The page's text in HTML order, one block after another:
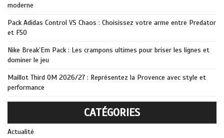
moderne
Pack Adidas Control VS Chaos : Choisissez votre arme entre Predator
et F50
Nike Break’Em Pack : Les crampons ultimes pour briser les lignes et
dominer le jeu
Maillot Third OM 2026/27 : Représentez la Provence avec style et
performance
CATÉGORIES
Actualité